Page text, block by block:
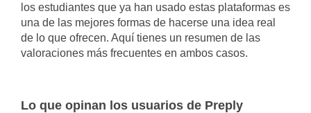
los estudiantes que ya han usado estas plataformas es
una de las mejores formas de hacerse una idea real
de lo que ofrecen. Aquí tienes un resumen de las
valoraciones más frecuentes en ambos casos.
Lo que opinan los usuarios de Preply